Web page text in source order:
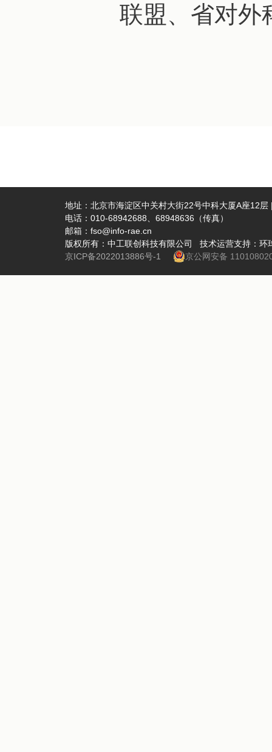
联盟、省对外
地址：北京市海淀区中关村大街22号中科大厦A座12层
电话：010-68942688、68948636（传真）
邮箱：fso@info-rae.cn
版权所有：中工联创科技有限公司 技术运营支持：
京ICP备2022013886号-1
京公网安备